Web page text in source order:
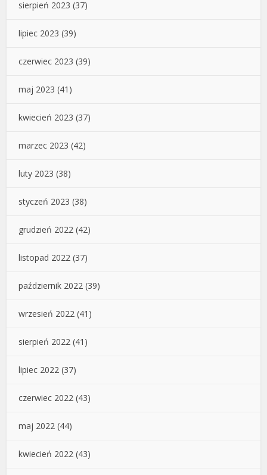
sierpień 2023 (37)
lipiec 2023 (39)
czerwiec 2023 (39)
maj 2023 (41)
kwiecień 2023 (37)
marzec 2023 (42)
luty 2023 (38)
styczeń 2023 (38)
grudzień 2022 (42)
listopad 2022 (37)
październik 2022 (39)
wrzesień 2022 (41)
sierpień 2022 (41)
lipiec 2022 (37)
czerwiec 2022 (43)
maj 2022 (44)
kwiecień 2022 (43)